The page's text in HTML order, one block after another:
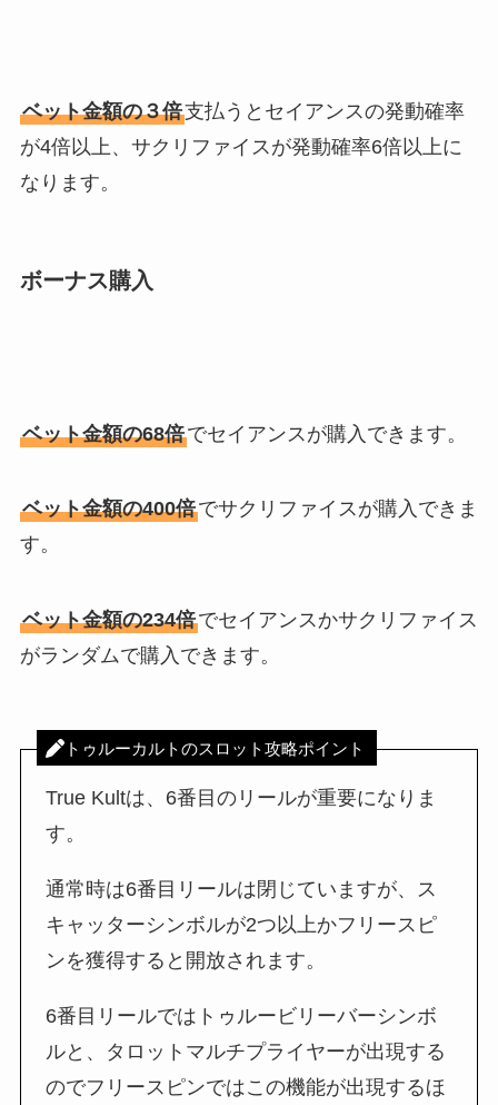
ベット金額の３倍支払うとセイアンスの発動確率
が4倍以上、サクリファイスが発動確率6倍以上に
なります。
ボーナス購入
ベット金額の68倍でセイアンスが購入できます。
ベット金額の400倍でサクリファイスが購入できま
す。
ベット金額の234倍でセイアンスかサクリファイス
がランダムで購入できます。
トゥルーカルトのスロット攻略ポイント
True Kultは、6番目のリールが重要になりま
す。
通常時は6番目リールは閉じていますが、ス
キャッターシンボルが2つ以上かフリースピ
ンを獲得すると開放されます。
6番目リールではトゥルービリーバーシンボ
ルと、タロットマルチプライヤーが出現する
のでフリースピンではこの機能が出現するほ